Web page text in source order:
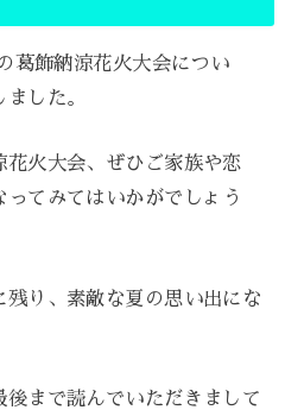
葛飾納涼花火大会につい
した。
火大会、ぜひご家族や恋
てみてはいかがでしょう
り、素敵な夏の思い出にな
まで読んでいただきまして